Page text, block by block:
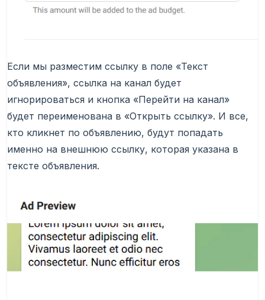
Если мы разместим ссылку в поле «Текст
объявления», ссылка на канал будет
игнорироваться и кнопка «Перейти на канал»
будет переименована в «Открыть ссылку». И все,
кто кликнет по объявлению, будут попадать
именно на внешнюю ссылку, которая указана в
тексте объявления.